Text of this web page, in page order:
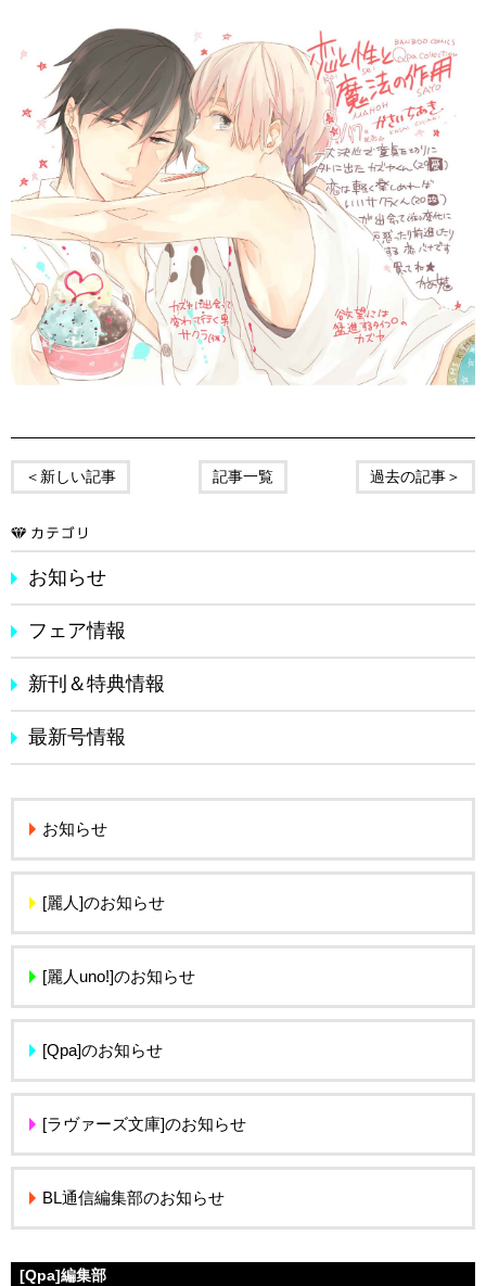
＜新しい記事 過去の記事＞
記事一覧
お知らせ
フェア情報
新刊＆特典情報
最新号情報
お知らせ
[麗人]のお知らせ
[麗人uno!]のお知らせ
[Qpa]のお知らせ
[ラヴァーズ文庫]のお知らせ
BL通信編集部のお知らせ
[Qpa]編集部